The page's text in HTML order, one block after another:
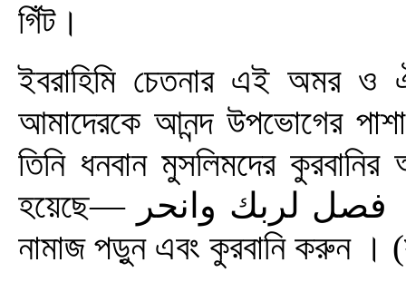
গিঁট।
ইবরাহিমি চেতনার এই অমর ও
আমাদেরকে আনন্দ উপভোগের
তিনি ধনবান মুসলিমদের
হয়েছে— فصل لربك وانحر অর্থাৎ হে নবী, আপনি আপনার রবের জন্য
নামাজ পড়ুন এবং কুরবানি করুন ।